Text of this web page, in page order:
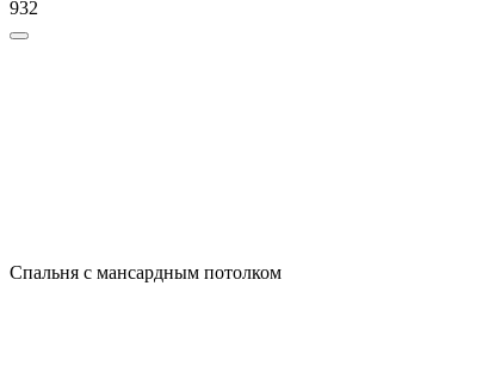
932
Спальня с мансардным потолком